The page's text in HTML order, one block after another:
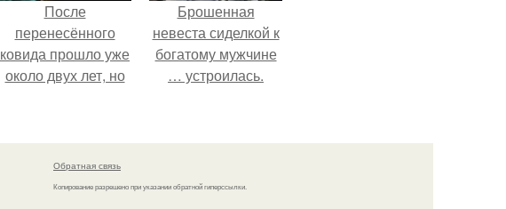
После
перенесённого
ковида прошло уже
около двух лет, но
очень чётко.
Брошенная
невеста сиделкой к
богатому мужчине
… устроилась.
Обратная связь
Копирование разрешено при указании обратной гиперссылки.